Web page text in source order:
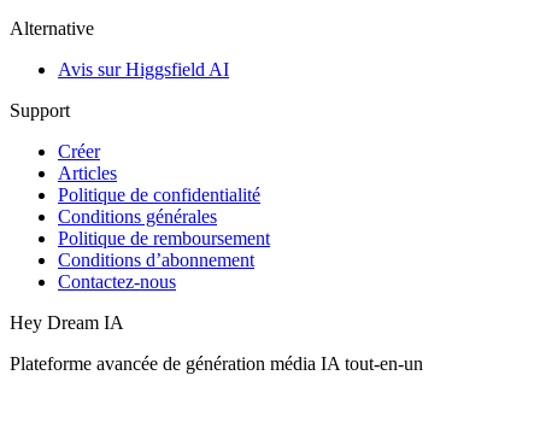
Alternative
Avis sur Higgsfield AI
Support
Créer
Articles
Politique de confidentialité
Conditions générales
Politique de remboursement
Conditions d’abonnement
Contactez-nous
Hey Dream IA
Plateforme avancée de génération média IA tout-en-un